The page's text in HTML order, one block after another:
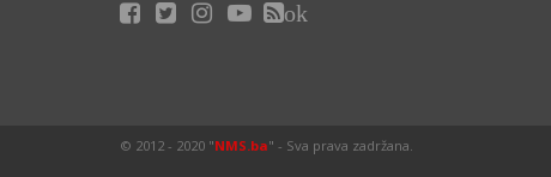
ok
© 2012 - 2020 "NMS.ba" - Sva prava zadržana.